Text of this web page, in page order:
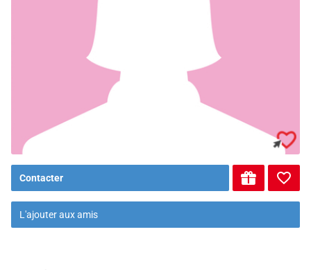
Contacter
L'ajouter aux amis